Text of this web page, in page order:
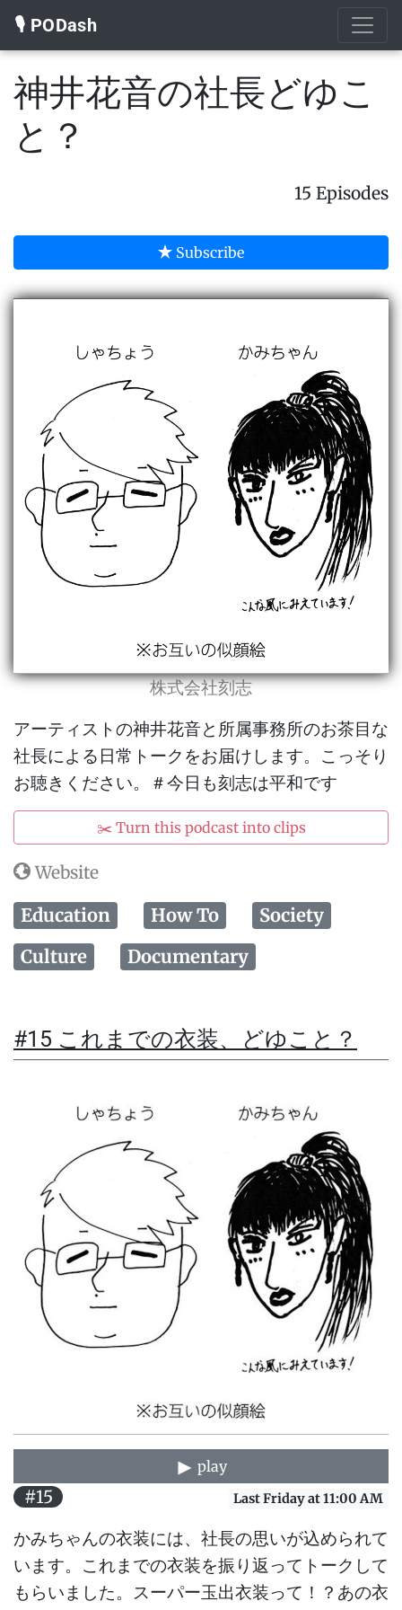
🎙️ PODash
神井花音の社長どゆこ
と？
15 Episodes
Subscribe
株式会社刻志
アーティストの神井花音と所属事務所のお茶目な
社長による日常トークをお届けします。こっそり
お聴きください。＃今日も刻志は平和です
✂️ Turn this podcast into clips
Website
Education How To
Society
Culture
Documentary
#15 これまでの衣装、どゆこと？
play
#15 Last Friday at 11:00 AM
かみちゃんの衣装には、社長の思いが込められて
います。これまでの衣装を振り返ってトークして
もらいました。スーパー玉出衣装って！？あの衣